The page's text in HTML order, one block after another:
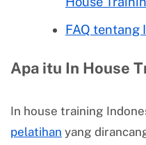
FAQ tentang
Apa itu In House
In house training
pelatihan yang